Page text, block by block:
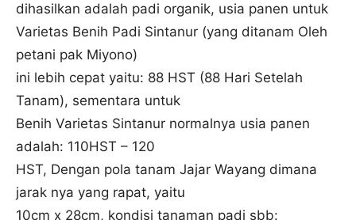
dihasilkan adalah padi organik, usia panen untuk
Varietas Benih Padi Sintanur (yang ditanam Oleh
petani pak Miyono)
ini lebih cepat yaitu: 88 HST (88 Hari Setelah
Tanam), sementara untuk
Benih Varietas Sintanur normalnya usia panen
adalah: 110HST – 120
HST, Dengan pola tanam Jajar Wayang dimana
jarak nya yang rapat, yaitu
10cm x 28cm, kondisi tanaman padi sbb: